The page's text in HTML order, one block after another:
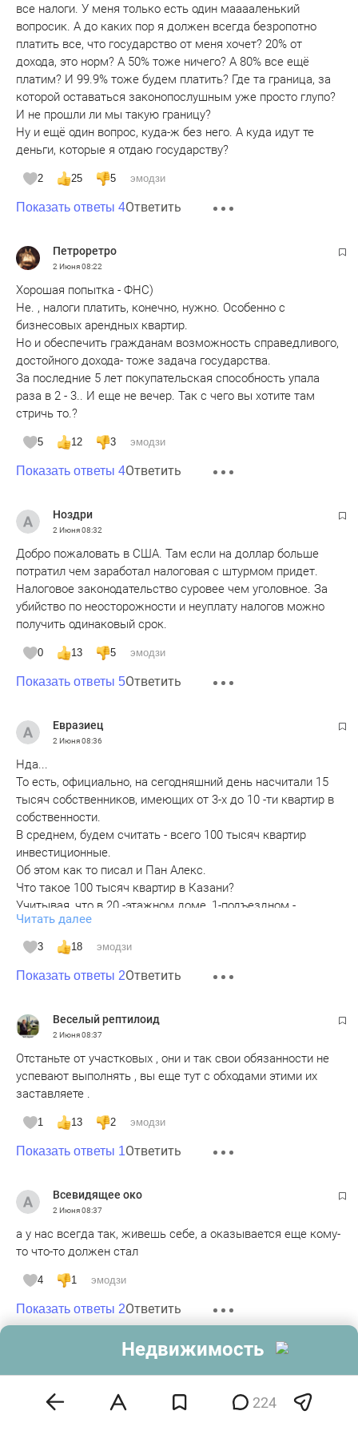
все налоги. У меня только есть один мааааленький
вопросик. А до каких пор я должен всегда безропотно
платить все, что государство от меня хочет? 20% от
дохода, это норм? А 50% тоже ничего? А 80% все ещё
платим? И 99.9% тоже будем платить? Где та граница, за
которой оставаться законопослушным уже просто глупо?
И не прошли ли мы такую границу?
Ну и ещё один вопрос, куда-ж без него. А куда идут те
деньги, которые я отдаю государству?
2 25 5 эмодзи
Показать ответы 4Ответить
Петроретро
2 Июня08:22
Хорошая попытка - ФНС)
Не. , налоги платить, конечно, нужно. Особенно с
бизнесовых арендных квартир.
Но и обеспечить гражданам возможность справедливого,
достойного дохода- тоже задача государства.
За последние 5 лет покупательская способность упала
раза в 2 - 3.. И еще не вечер. Так с чего вы хотите там
стричь то.?
5 12 3 эмодзи
Показать ответы 4Ответить
Ноздри
2 Июня08:32
Добро пожаловать в США. Там если на доллар больше
потратил чем заработал налоговая с штурмом придет.
Налоговое законодательство суровее чем уголовное. За
убийство по неосторожности и неуплату налогов можно
получить одинаковый срок.
0 13 5 эмодзи
Показать ответы 5Ответить
Евразиец
2 Июня08:36
Нда...
То есть, официально, на сегодняшний день насчитали 15
тысяч собственников, имеющих от 3-х до 10 -ти квартир в
собственности.
В среднем, будем считать - всего 100 тысяч квартир
инвестиционные.
Об этом как то писал и Пан Алекс.
Что такое 100 тысяч квартир в Казани?
Учитывая, что в 20 -этажном доме, 1-подъездном -
примерно 150 квартир.
Это почти 700 штук 20-этажных домов.
700 жилых высоток !!!
В Казани.
И кто то после этого спрашивает - почему 1 м2 стоит 300
тысяч рублей.....
Читать далее
3 18 эмодзи
Показать ответы 2Ответить
Веселый рептилоид
2 Июня08:37
Отстаньте от участковых , они и так свои обязанности не
успевают выполнять , вы еще тут с обходами этими их
заставляете .
1 13 2 эмодзи
Показать ответы 1Ответить
Всевидящее око
2 Июня08:37
а у нас всегда так, живешь себе, а оказывается еще кому-
то что-то должен стал
4 1 эмодзи
Показать ответы 2Ответить
Алексей Никитин
владельцы пяти и более(!!!) квартир.. Вот для кого этот
бизнес строительный с их ценами. И они еще нудят о
224
Недвижимость